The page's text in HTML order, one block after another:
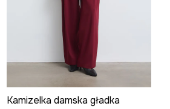
Kamizelka damska gładka